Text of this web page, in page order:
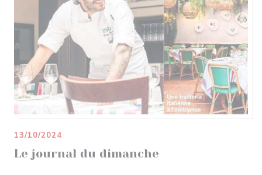
Le journal du dimanche
13/10/2024